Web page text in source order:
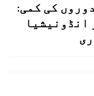
کی کمی:
انڈونیشیا